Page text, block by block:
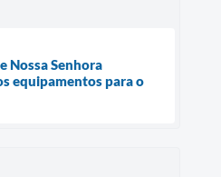
Nossa Senhora
equipamentos para o